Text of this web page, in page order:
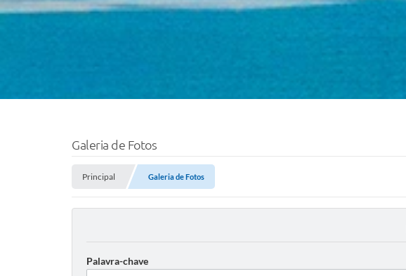
Galeria de Fotos
Principal Galeria de Fotos
Palavra-chave